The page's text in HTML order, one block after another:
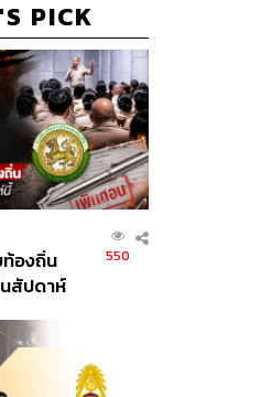
PICK
องถิ่น
สัปดาห์
550